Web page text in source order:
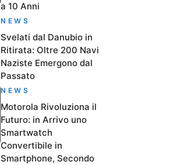
a 10 Anni
NEWS
Svelati dal Danubio in
Ritirata: Oltre 200 Navi
Naziste Emergono dal
Passato
NEWS
Motorola Rivoluziona il
Futuro: in Arrivo uno
Smartwatch
Convertibile in
Smartphone, Secondo